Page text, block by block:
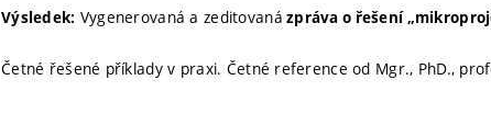
Výsledek: Vygenerovaná a zeditovaná zpráva o řešení
Četné řešené příklady v praxi. Četné reference od Mgr., PhD.,